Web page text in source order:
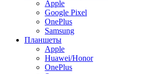
Apple
Google Pixel
OnePlus
Samsung
Планшеты
Apple
Huawei/Honor
OnePlus